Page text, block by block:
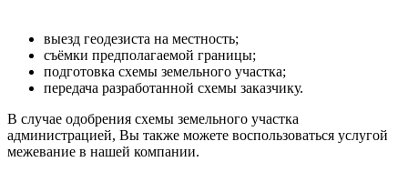
выезд геодезиста на местность;
съёмки предполагаемой границы;
подготовка схемы земельного участка;
передача разработанной схемы заказчику.
В случае одобрения схемы земельного участка
администрацией, Вы также можете воспользоваться услугой
межевание в нашей компании.